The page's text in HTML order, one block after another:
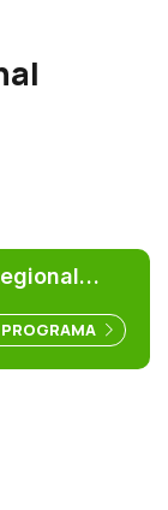
PROGRAMA